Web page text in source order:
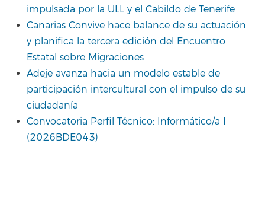
impulsada por la ULL y el Cabildo de Tenerife
Canarias Convive hace balance de su actuación
y planifica la tercera edición del Encuentro
Estatal sobre Migraciones
Adeje avanza hacia un modelo estable de
participación intercultural con el impulso de su
ciudadanía
Convocatoria Perfil Técnico: Informático/a I
(2026BDE043)